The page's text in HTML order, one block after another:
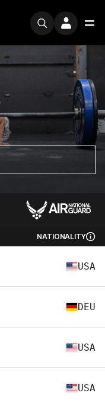
NATIONALITY
USA
DEU
USA
USA